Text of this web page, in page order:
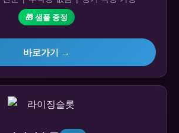
🎁 샘플 증정
바로가기 →